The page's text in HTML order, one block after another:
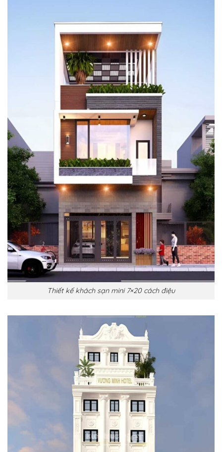
Thiết kế khách sạn mini 7×20 cách điệu